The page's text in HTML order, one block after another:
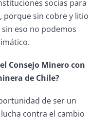
socias para
porque sin cobre y litio
eso no podemos
Consejo Minero con
de Chile?
de ser un
contra el cambio